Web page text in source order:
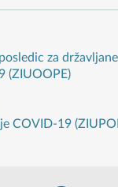
za
(ZIUOOPE)
COVID-19